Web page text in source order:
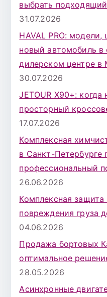
выбрать
31.07.2026
HAVAL PRO:
новый автомобиль
дилерском центре в
30.07.2026
JETOUR X90+:
просторный
17.07.2026
Комплексная
в Санкт-Петербурге
профессиональный
26.06.2026
Комплексная защита
повреждения груза
04.06.2026
Продажа бортовых
оптимальное
28.05.2026
Асинхронные